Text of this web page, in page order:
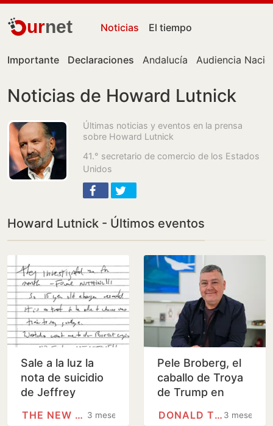
urnet Noticias El tiempo
Importante Declaraciones Andalucía Audiencia
Noticias de Howard Lutnick
Últimas noticias y eventos en la prensa
sobre Howard Lutnick
41.° secretario de comercio de los Estados
Unidos
Howard Lutnick - Últimos eventos
Sale a la luz la
nota de suicidio
de Jeffrey
3 meses
THE NEW YORK TIMES
Pele Broberg, el
caballo de Troya
de Trump en
3 meses
DONALD TRUMP